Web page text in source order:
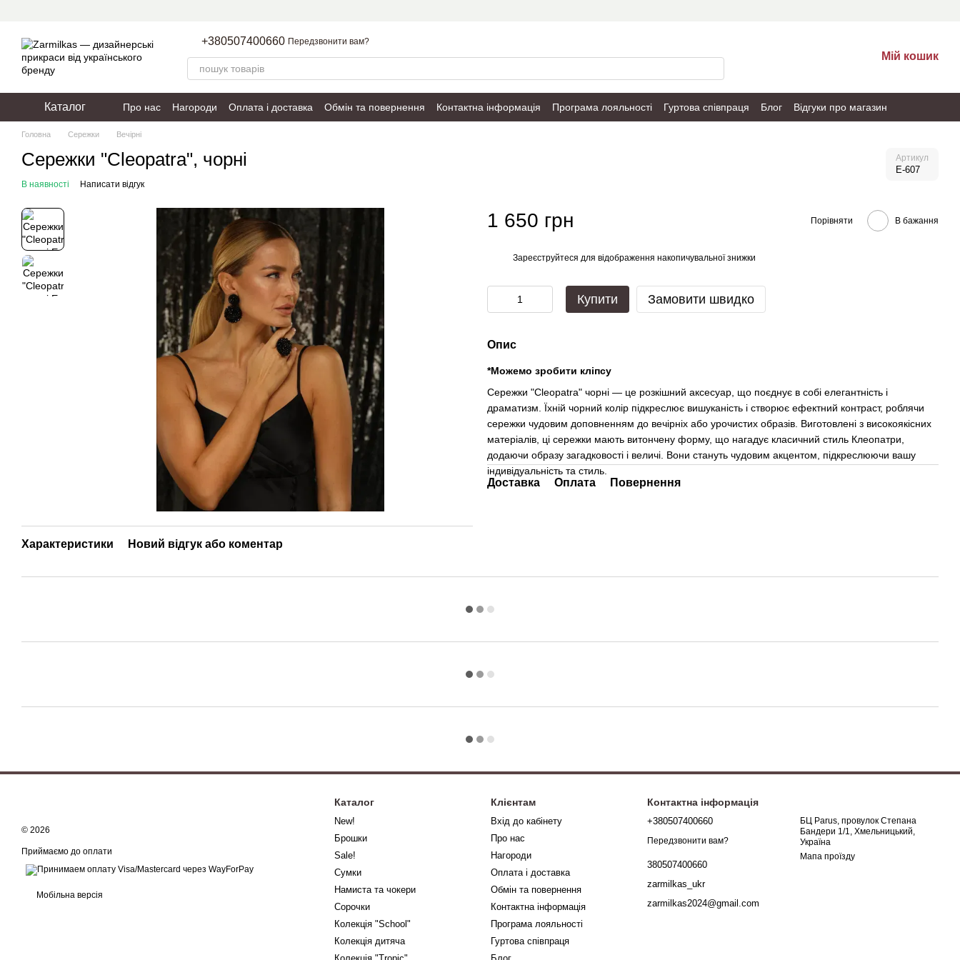
+380507400660 Передзвонити вам?
Мій кошик
Каталог Про нас Нагороди Оплата і доставка Обмін та повернення Контактна інформація Програма лояльності Гуртова співпраця Блог
Відгуки про магазин
Пакування
Політика конфіденційності Публічний договір
Головна Сережки Вечірні
Сережки "Cleopatra", чорні Артикул
E-607
В наявності Написати відгук
Характеристики Новий відгук або коментар
1 650 грн Порівняти В бажання
Зареєструйтеся для відображення накопичувальної знижки
Купити Замовити швидко
Опис
*Можемо зробити кліпсу
Сережки "Cleopatra" чорні — це розкішний аксесуар, що поєднує в собі елегантність і
драматизм. Їхній чорний колір підкреслює вишуканість і створює ефектний контраст, роблячи
сережки чудовим доповненням до вечірніх або урочистих образів. Виготовлені з високоякісних
матеріалів, ці сережки мають витончену форму, що нагадує класичний стиль Клеопатри,
додаючи образу загадковості і величі. Вони стануть чудовим акцентом, підкреслюючи вашу
індивідуальність та стиль.
Доставка Оплата Повернення
© 2026
Приймаємо до оплати
Мобільна версія
Каталог
New!
Брошки
Sale!
Сумки
Намиста та чокери
Сорочки
Колекція "School"
Колекція дитяча
Клієнтам
Вхід до кабінету
Про нас
Нагороди
Оплата і доставка
Обмін та повернення
Контактна інформація
Програма лояльності
Гуртова співпраця
Контактна інформація
+380507400660
Передзвонити вам?
380507400660
zarmilkas_ukr
zarmilkas2024@gmail.com
БЦ Parus, провулок Степана
Бандери 1/1, Хмельницький,
Україна
Мапа проїзду